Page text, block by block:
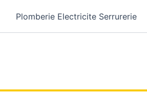
Plomberie Electricite Serrurerie